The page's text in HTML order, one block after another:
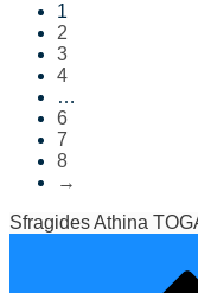
1
2
3
4
…
6
7
8
→
Sfragides Athina